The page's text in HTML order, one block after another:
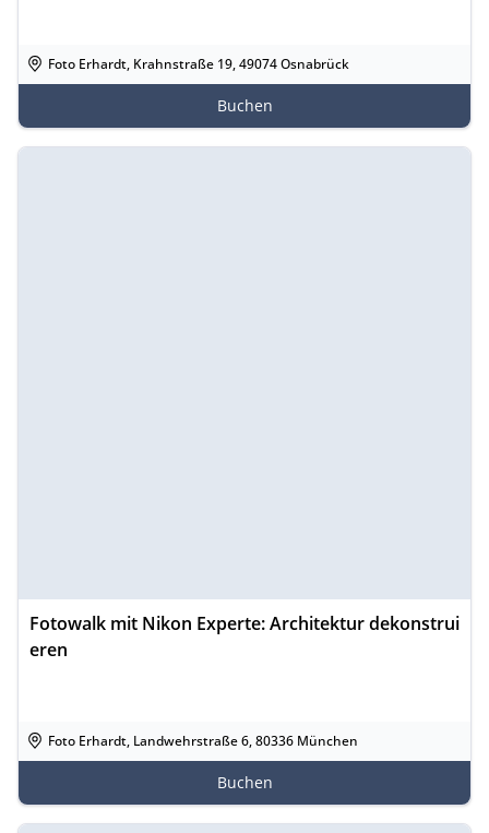
Foto Erhardt, Krahnstraße 19, 49074 Osnabrück
Buchen
Fotowalk mit Nikon Experte: Architektur dekonstrui
eren
Foto Erhardt, Landwehrstraße 6, 80336 München
Buchen